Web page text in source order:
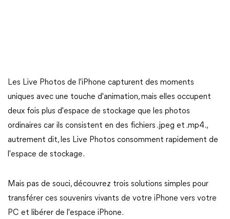
Les Live Photos de l'iPhone capturent des moments
uniques avec une touche d'animation, mais elles occupent
deux fois plus d'espace de stockage que les photos
ordinaires car ils consistent en des fichiers .jpeg et .mp4.,
autrement dit, les Live Photos consomment rapidement de
l'espace de stockage.
Mais pas de souci, découvrez trois solutions simples pour
transférer ces souvenirs vivants de votre iPhone vers votre
PC et libérer de l'espace iPhone.